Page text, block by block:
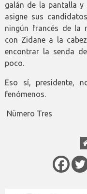
galán de la pantalla
asigne sus
ningún francés de la
con Zidane a la
encontrar la senda
poco.
Eso sí, presidente,
fenómenos.
Nümero Tres